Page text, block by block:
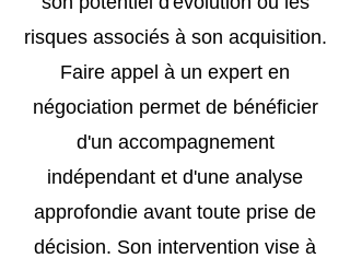
risques associés à son acquisition.
Faire appel à un expert en
négociation permet de bénéficier
d'un accompagnement
indépendant et d'une analyse
approfondie avant toute prise de
décision. Son intervention vise à